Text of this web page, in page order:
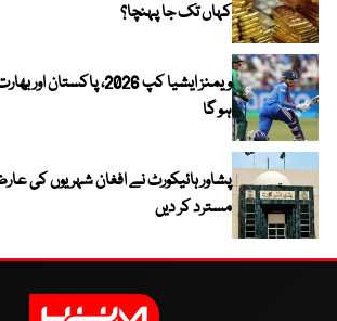
کہاں تک جا پہنچا؟
ویمنز ایشیا کپ 2026،
ہو گا
پشاور ہائیکورٹ نے افغان شہریوں کی
مسترد کر دیں